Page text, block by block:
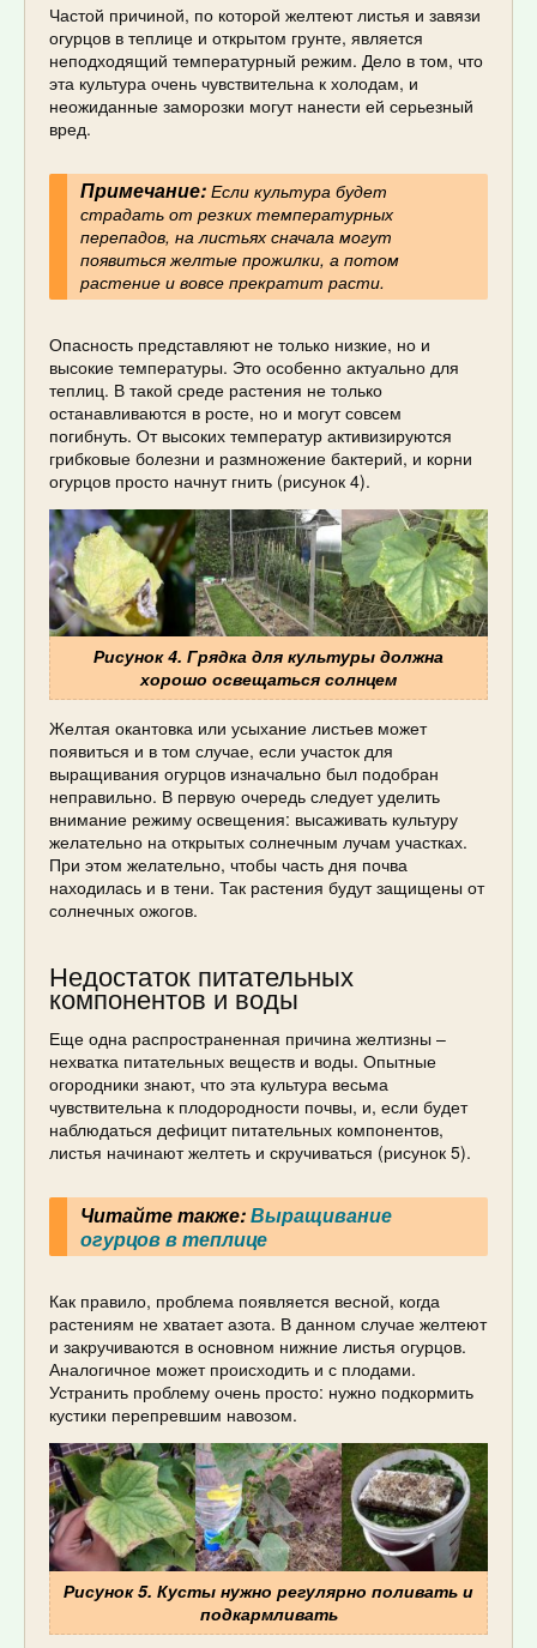
Частой причиной, по которой желтеют листья и завязи
огурцов в теплице и открытом грунте, является
неподходящий температурный режим. Дело в том, что
эта культура очень чувствительна к холодам, и
неожиданные заморозки могут нанести ей серьезный
вред.
Примечание:Если культура будет
страдать от резких температурных
перепадов, на листьях сначала могут
появиться желтые прожилки, а потом
растение и вовсе прекратит расти.
Опасность представляют не только низкие, но и
высокие температуры. Это особенно актуально для
теплиц. В такой среде растения не только
останавливаются в росте, но и могут совсем
погибнуть. От высоких температур активизируются
грибковые болезни и размножение бактерий, и корни
огурцов просто начнут гнить (рисунок 4).
Рисунок 4. Грядка для культуры должна
хорошо освещаться солнцем
Желтая окантовка или усыхание листьев может
появиться и в том случае, если участок для
выращивания огурцов изначально был подобран
неправильно. В первую очередь следует уделить
внимание режиму освещения: высаживать культуру
желательно на открытых солнечным лучам участках.
При этом желательно, чтобы часть дня почва
находилась и в тени. Так растения будут защищены от
солнечных ожогов.
Недостаток питательных
компонентов и воды
Еще одна распространенная причина желтизны –
нехватка питательных веществ и воды. Опытные
огородники знают, что эта культура весьма
чувствительна к плодородности почвы, и, если будет
наблюдаться дефицит питательных компонентов,
листья начинают желтеть и скручиваться (рисунок 5).
Читайте также:Выращивание
огурцов в теплице
Как правило, проблема появляется весной, когда
растениям не хватает азота. В данном случае желтеют
и закручиваются в основном нижние листья огурцов.
Аналогичное может происходить и с плодами.
Устранить проблему очень просто: нужно подкормить
кустики перепревшим навозом.
Рисунок 5. Кусты нужно регулярно поливать и
подкармливать